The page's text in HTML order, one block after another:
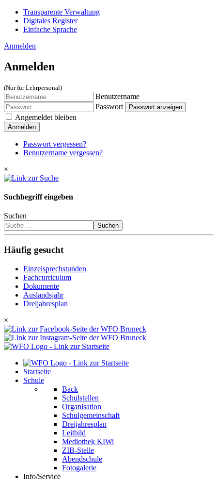
Transparente Verwaltung
Digitales Register
Einfache Sprache
Anmelden
Anmelden
(Nur für Lehrpersonal)
Benutzername
Passwort
Passwort anzeigen
Angemeldet bleiben
Anmelden
Passwort vergessen?
Benutzername vergessen?
×
Suchbegriff eingeben
Suchen
Suchen
Häufig gesucht
Einzelsprechstunden
Fachcurriculum
Dokumente
Auslandsjahr
Dreijahresplan
×
Startseite
Schule
Back
Schulstellen
Organisation
Schulgemeinschaft
Dreijahresplan
Leitbild
Mediothek KIWi
ZIB-Stelle
Abendschule
Fotogalerie
Info/Service